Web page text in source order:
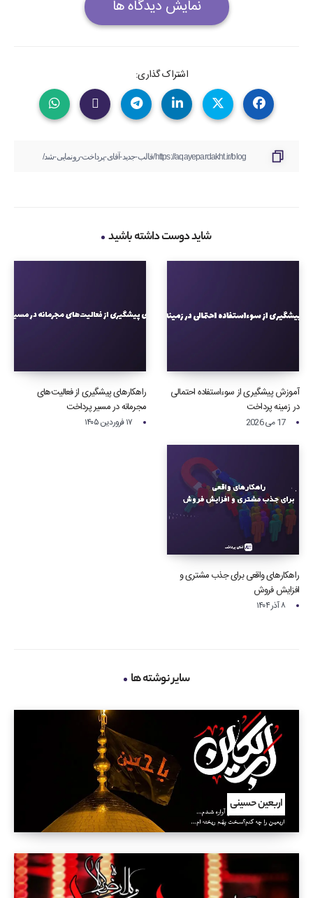
نمایش دیدگاه ها
اشتراک گذاری:
شاید دوست داشته باشید
آموزش پیشگیری از سوءاستفاده احتمالی
در زمینه پرداخت‌
17 می 2026
راهکارهای پیشگیری از فعالیت‌های
مجرمانه در مسیر پرداخت
۱۷ فروردین ۱۴۰۵
راهکارهای واقعی برای جذب مشتری و
افزایش فروش
۸ آذر ۱۴۰۴
سایر نوشته ها
اربعین حسینی